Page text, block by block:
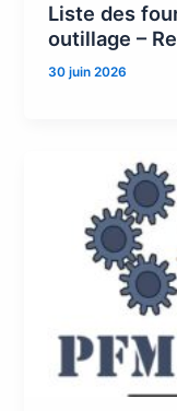
Liste des
outillage –
30 juin 2026